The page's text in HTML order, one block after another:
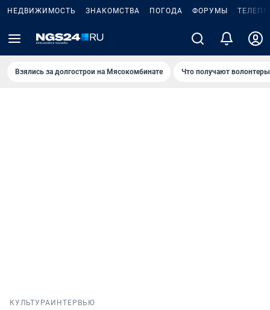
НЕДВИЖИМОСТЬ ЗНАКОМСТВА ПОГОДА ФОРУМЫ
Взялись за долгострои на Мясокомбинате Что получают
КУЛЬТУРА ИНТЕРВЬЮ